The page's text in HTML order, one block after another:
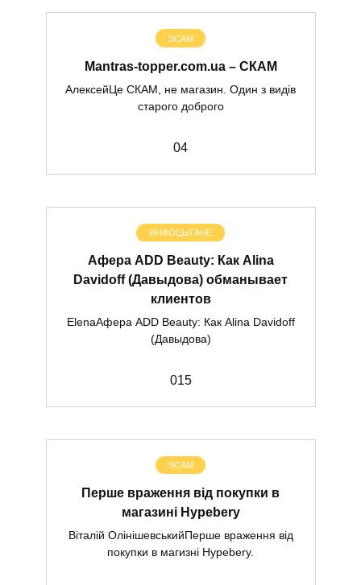
SCAM
Mantras-topper.com.ua – СКАМ
АлексейЦе СКАМ, не магазин. Один з видів
старого доброго
04
ИНФОЦЫГАНЕ
Афера ADD Beauty: Как Alina
Davidoff (Давыдова) обманывает
клиентов
ElenaАфера ADD Beauty: Как Alina Davidoff
(Давыдова)
015
SCAM
Перше враження від покупки в
магазині Hypebery
Віталій ОлінішевськийПерше враження від
покупки в магизні Hypebery.